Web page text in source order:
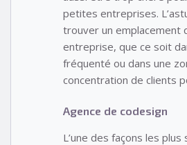
petites entreprises.
trouver un emplacement
entreprise, que ce soit
fréquenté ou dans une
concentration de clients
Agence de codesign
L’une des façons les